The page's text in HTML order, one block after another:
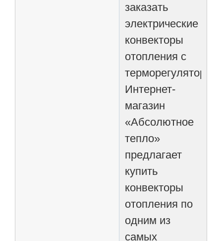
заказать
электрические
конвекторы
отопления с
терморегулятором.
Интернет-
магазин
«Абсолютное
тепло»
предлагает
купить
конвекторы
отопления по
одним из
самых